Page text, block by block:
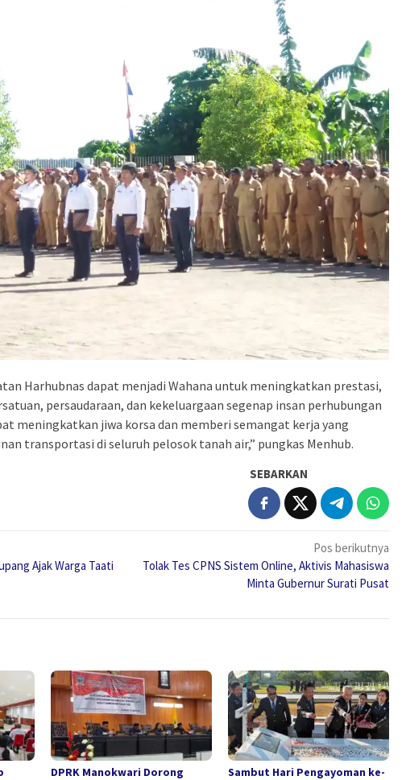
Harhubnas dapat menjadi Wahana untuk meningkatkan prestasi,
persaudaraan, dan kekeluargaan segenap insan perhubungan
meningkatkan jiwa korsa dan memberi semangat kerja yang
transportasi di seluruh pelosok tanah air,” pungkas Menhub.
SEBARKAN
Ajak Warga Taati
Pos berikutnya
Tolak Tes CPNS Sistem Online, Aktivis Mahasiswa
Minta Gubernur Surati Pusat
DPRK Manokwari Dorong
Sambut Hari Pengayoman ke-